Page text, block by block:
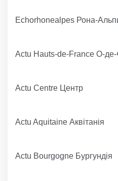
Echorhonealpes Рона-
Actu Hauts-de-France О-
Actu Centre Центр
Actu Aquitaine Аквітанія
Actu Bourgogne Бургундія